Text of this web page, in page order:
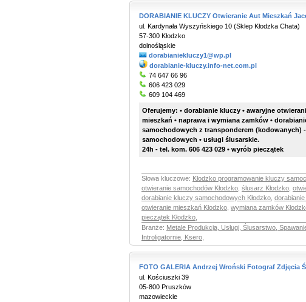
DORABIANIE KLUCZY Otwieranie Aut Mieszkań
ul. Kardynała Wyszyńskiego 10 (Sklep Kłodzka Chata)
57-300 Kłodzko
dolnośląskie
dorabianiekluczy1@wp.pl
dorabianie-kluczy.info-net.com.pl
74 647 66 96
606 423 029
609 104 469
Oferujemy: • dorabianie kluczy • awaryjne
mieszkań • naprawa i wymiana zamków •
samochodowych z transponderem (kodowanych)
samochodowych • usługi ślusarskie.
24h - tel. kom. 606 423 029 • wyrób pieczątek
Słowa kluczowe: Kłodzko programowanie kluczy
otwieranie samochodów Kłodzko ślusarz Kłodzko
dorabianie kluczy samochodowych Kłodzko
otwieranie mieszkań Kłodzko wymiana zamków
pieczątek Kłodzko
Branże: Metale Produkcja, Usługi, Ślusarstwo,
Introligatornie, Ksero
FOTO GALERIA Andrzej Wroński Fotograf Zdjęcia
ul. Kościuszki 39
05-800 Pruszków
mazowieckie